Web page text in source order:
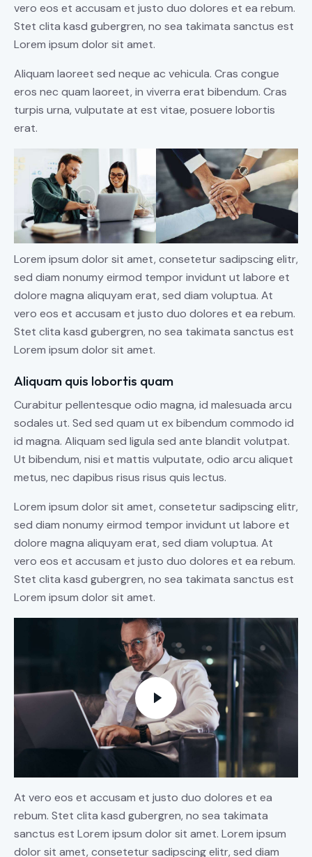
vero eos et accusam et justo duo dolores et ea rebum.
Stet clita kasd gubergren, no sea takimata sanctus est
Lorem ipsum dolor sit amet.
Aliquam laoreet sed neque ac vehicula. Cras congue
eros nec quam laoreet, in viverra erat bibendum. Cras
turpis urna, vulputate at est vitae, posuere lobortis
erat.
Lorem ipsum dolor sit amet, consetetur sadipscing elitr,
sed diam nonumy eirmod tempor invidunt ut labore et
dolore magna aliquyam erat, sed diam voluptua. At
vero eos et accusam et justo duo dolores et ea rebum.
Stet clita kasd gubergren, no sea takimata sanctus est
Lorem ipsum dolor sit amet.
Aliquam quis lobortis quam
Curabitur pellentesque odio magna, id malesuada arcu
sodales ut. Sed sed quam ut ex bibendum commodo id
id magna. Aliquam sed ligula sed ante blandit volutpat.
Ut bibendum, nisi et mattis vulputate, odio arcu aliquet
metus, nec dapibus risus risus quis lectus.
Lorem ipsum dolor sit amet, consetetur sadipscing elitr,
sed diam nonumy eirmod tempor invidunt ut labore et
dolore magna aliquyam erat, sed diam voluptua. At
vero eos et accusam et justo duo dolores et ea rebum.
Stet clita kasd gubergren, no sea takimata sanctus est
Lorem ipsum dolor sit amet.
At vero eos et accusam et justo duo dolores et ea
rebum. Stet clita kasd gubergren, no sea takimata
sanctus est Lorem ipsum dolor sit amet. Lorem ipsum
dolor sit amet, consetetur sadipscing elitr, sed diam